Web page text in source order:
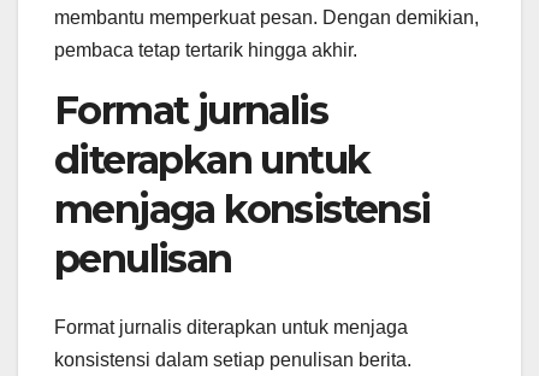
membantu memperkuat pesan. Dengan demikian,
pembaca tetap tertarik hingga akhir.
Format jurnalis
diterapkan untuk
menjaga konsistensi
penulisan
Format jurnalis diterapkan untuk menjaga
konsistensi dalam setiap penulisan berita.